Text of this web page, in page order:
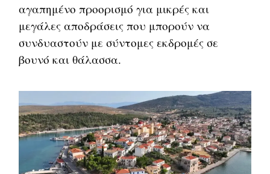
αγαπημένο προορισμό για μικρές και
μεγάλες αποδράσεις που μπορούν να
συνδυαστούν με σύντομες εκδρομές σε
βουνό και θάλασσα.